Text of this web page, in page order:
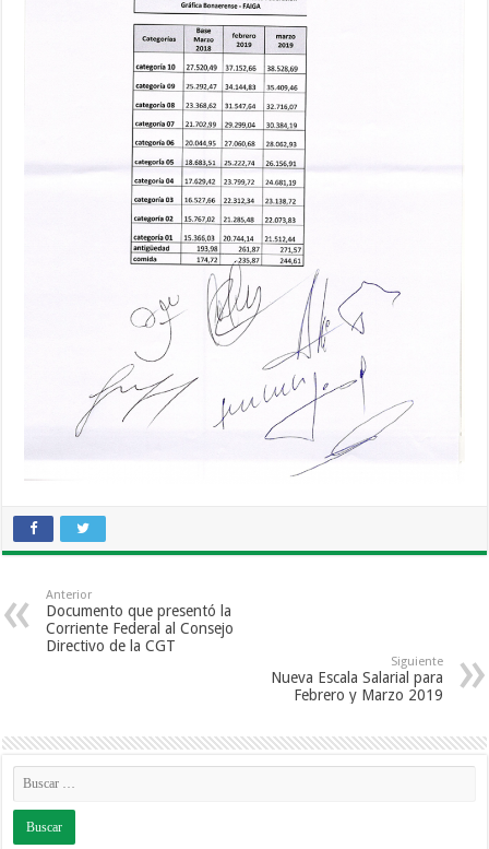
Anterior
Documento que presentó la
Corriente Federal al Consejo
Directivo de la CGT
Siguiente
Nueva Escala Salarial para
Febrero y Marzo 2019